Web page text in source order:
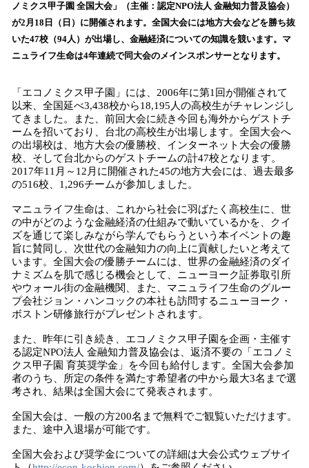
込
み
中
で
ノミクス甲子園 全国大会」（主催：認定NPO法人 金融知力普及協会）
が2月18日（日）に開催されます。全国大会には地方大会などを勝ち抜
いた47校（94人）が出場し、金融経済についての知識を競います。マ
ニュライフ生命は4年連続で同大会のメインスポンサーとなります。
「エコノミクス甲子園」には、2006年に第1回が開催されて
以来、全国延べ3,438校から18,195人の高校生がチャレンジし
てきました。また、前回大会に続き今回も海外からゲストチ
ームを招いており、台北の高校生が出場します。全国大会へ
の出場校は、地方大会の優勝校、インターネット大会の優勝
校、そして台北からのゲストチームの計47校となります。
2017年11月～12月に開催された45の地方大会には、過去最多
の516校、1,296チームが参加しました。
マニュライフ生命は、これから社会に羽ばたく高校生に、世
の中がどのような金融経済の仕組みで動いているかを、クイ
ズを通じて楽しみながら学んでもらうという本イベントの趣
旨に賛同し、次世代の金融知力の向上に貢献したいと考えて
います。全国大会の優勝チームには、世界の金融経済のダイ
ナミズムを肌で感じる機会として、ニューヨーク証券取引所
やウォール街の金融機関、また、マニュライフ生命のグルー
プ会社ジョン・ハンコックの本社も訪問するニューヨーク・
ボストン研修旅行がプレゼントされます。
また、昨年に引き続き、エコノミクス甲子園を企画・主催す
る認定NPO法人 金融知力普及協会は、返済不要の「エコノミ
クス甲子園 育英奨学金」を今回も給付します。全国大会参加
者のうち、所定の条件を満たす希望者の中から最大3名まで選
考され、結果は全国大会にて発表されます。
全国大会は、一般の方200名まで無料でご観覧いただけます。
また、途中入退場が可能です。
全国大会および奨学金についての詳細は大会公式ウェブサイ